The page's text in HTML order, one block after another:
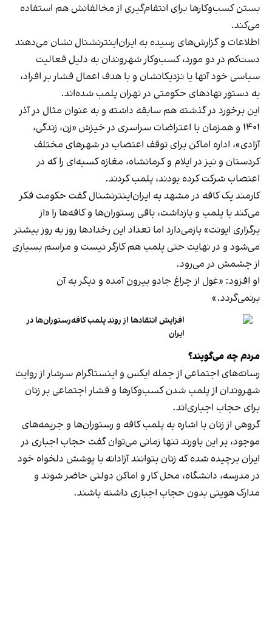
بستن کسب‌وکارها برای انتقام‌گیری از مخالفانش هم استفاده
می‌کند.
اطلاعات و گزارش‌های رسیده به ایران‌اینترنشنال نشان می‌دهند
دست‌کم در دو مورد، کسب‌وکار شهروندان به دلیل فعالیت
سیاسی خود آنها یا نزدیکانشان و با هدف اعمال فشار بر افراد،
به دستور نهادهای حکومتی در تهران پلمب شده‌اند.
این برخورد در گذشته هم سابقه داشته و به عنوان مثال در آذر
۱۴۰۱ و همزمان با اعتراضات سراسری در خیزش «زن، زندگی،
آزادی»، اداره اماکن برای توقف اعتصاب در شهرهای مختلف
کردستان و نیز در ایلام و کرمانشاه، مغازه کسبه‌ای را که در
اعتصاب شرکت کرده بودند، پلمب کردند.
کارمند یک کافه در مشهد به ایران‌اینترنشنال گفت حکومت فکر
می‌کند با پلمب و بازداشت، باقی رستوران‌ها و کافه‌ها را «از
برگزاری ایونت» بازمی‌دارد اما تعداد این رخدادها روز به روز بیشتر
می‌شود و در نهایت حتی پلمب هم کارگر نیست و مراسم بسیاری
از چشمش در می‌رود.
او افزود: «غول از چراغ جادو بیرون آمده و دیگر به آن
برنمی‎‌گردد.»
افزایش انتقادها از روند پلمب کافه‌رستوران‌ها در
ایران
مردم چه می‌گویند؟
رسانه‎‌های اجتماعی از جمله ایکس و اینستاگرام سرشار از روایت
شهروندان از پلمب شدن کسب‌وکارها و فشار اجتماعی بر زنان
برای حجاب اجباری‌اند.
گروهی از زنان با اشاره به پلمب کافه و رستوران‌ها و جریمه‌های
موجود، بر این باورند تنها زمانی می‌توان گفت حجاب اجباری در
ایران برچیده شده که زنان بتوانند آزادانه با پوشش دلخواه خود
در مدرسه، دانشگاه، محل کار و اماکن دولتی حاضر شوند و
مدارک هویتی بدون حجاب اجباری داشته باشند.